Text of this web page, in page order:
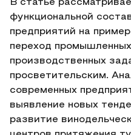
В статье
функциональной
предприятий на
переход
производственных
просветительским.
современных
выявление новых
развитие